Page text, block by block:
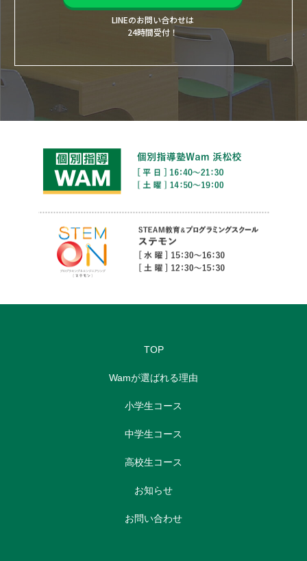
LINEのお問い合わせは
24時間受付！
TOP
Wamが選ばれる理由
小学生コース
中学生コース
高校生コース
お知らせ
お問い合わせ